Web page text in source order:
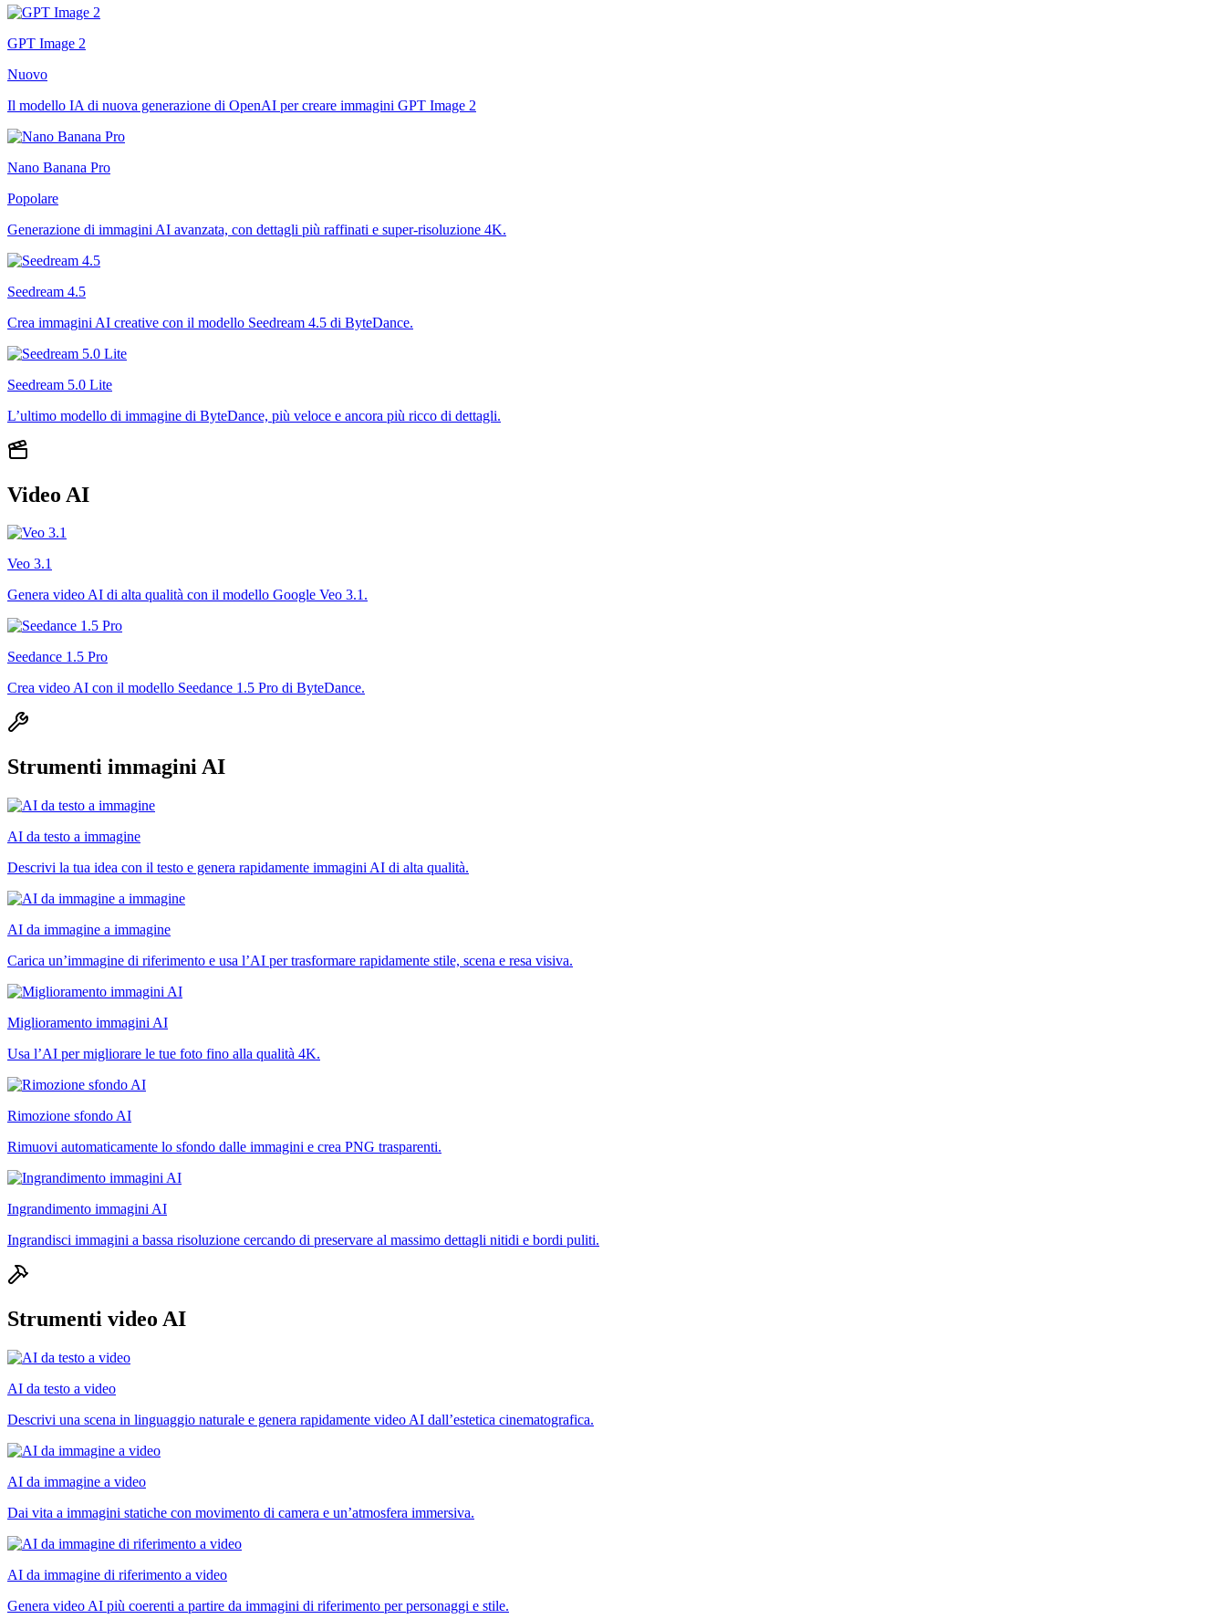
GPT Image 2
Nuovo
Il modello IA di nuova generazione di OpenAI per creare immagini GPT Image 2
Nano Banana Pro
Popolare
Generazione di immagini AI avanzata, con dettagli più raffinati e super-risoluzione 4K.
Seedream 4.5
Crea immagini AI creative con il modello Seedream 4.5 di ByteDance.
Seedream 5.0 Lite
L’ultimo modello di immagine di ByteDance, più veloce e ancora più ricco di dettagli.
Video AI
Veo 3.1
Genera video AI di alta qualità con il modello Google Veo 3.1.
Seedance 1.5 Pro
Crea video AI con il modello Seedance 1.5 Pro di ByteDance.
Strumenti immagini AI
AI da testo a immagine
Descrivi la tua idea con il testo e genera rapidamente immagini AI di alta qualità.
AI da immagine a immagine
Carica un’immagine di riferimento e usa l’AI per trasformare rapidamente stile, scena e resa visiva.
Miglioramento immagini AI
Usa l’AI per migliorare le tue foto fino alla qualità 4K.
Rimozione sfondo AI
Rimuovi automaticamente lo sfondo dalle immagini e crea PNG trasparenti.
Ingrandimento immagini AI
Ingrandisci immagini a bassa risoluzione cercando di preservare al massimo dettagli nitidi e bordi puliti.
Strumenti video AI
AI da testo a video
Descrivi una scena in linguaggio naturale e genera rapidamente video AI dall’estetica cinematografica.
AI da immagine a video
Dai vita a immagini statiche con movimento di camera e un’atmosfera immersiva.
AI da immagine di riferimento a video
Genera video AI più coerenti a partire da immagini di riferimento per personaggi e stile.